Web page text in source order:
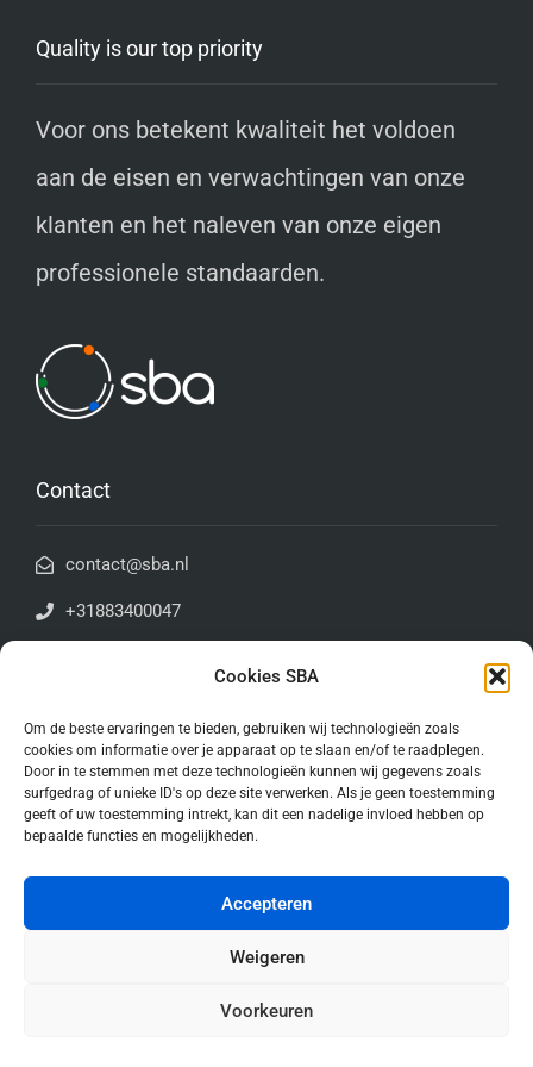
Cookies SBA
Om de beste ervaringen te bieden, gebruiken wij technologieën zoals
cookies om informatie over je apparaat op te slaan en/of te raadplegen.
Door in te stemmen met deze technologieën kunnen wij gegevens zoals
surfgedrag of unieke ID's op deze site verwerken. Als je geen toestemming
geeft of uw toestemming intrekt, kan dit een nadelige invloed hebben op
bepaalde functies en mogelijkheden.
Accepteren
Weigeren
Voorkeuren
Quality is our top priority
Voor ons betekent kwaliteit het voldoen
aan de eisen en verwachtingen van onze
klanten en het naleven van onze eigen
professionele standaarden.
Contact
contact@sba.nl
+31883400047
Stay up to date!